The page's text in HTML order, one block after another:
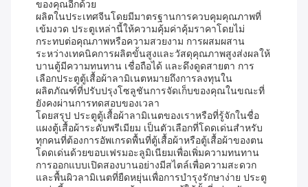
ของคุณอีกด้วย
ผลิตในประเทศจีนโดยมีมาตรฐานการควบคุมคุณภาพที่
เข้มงวด ประตูเหล่านี้ให้ความคุ้มค่าคุ้มราคาโดยไม่
กระทบต่อคุณภาพหรือความสวยงาม การผสมผสาน
ระหว่างเทคนิคการผลิตขั้นสูงและวัสดุคุณภาพสูงส่งผลให้
บานตู้มีความทนทาน เชื่อถือได้ และดึงดูดสายตา การ
เลือกประตูตู้เสื้อผ้าลามิเนตหมายถึงการลงทุนใน
ผลิตภัณฑ์ที่ปรับปรุงโซลูชันการจัดเก็บของคุณในขณะที่
ยังคงผ่านการทดสอบของเวลา
โดยสรุป ประตูตู้เสื้อผ้าลามิเนตของเราหรือที่รู้จักในชื่อ
แผงตู้เสื้อผ้าระดับพรีเมียม เป็นตัวเลือกที่โดดเด่นสำหรับ
ทุกคนที่ต้องการอัพเกรดพื้นที่ตู้เสื้อผ้าหรือตู้เสื้อผ้าของตน
โดดเด่นด้วยขอบเฟรมอะลูมิเนียมเพื่อเพิ่มความทนทาน
การออกแบบเปิดสองบานอย่างมีสไตล์เพื่อความสะดวก
และพื้นผิวลามิเนตที่ยืดหยุ่นเพื่อการบำรุงรักษาง่าย ประตู